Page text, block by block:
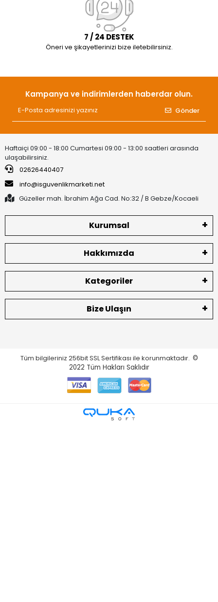
7 / 24 DESTEK
Öneri ve şikayetlerinizi bize iletebilirsiniz.
Kampanya ve indirimlerden haberdar olun.
Gönder
Haftaiçi 09:00 - 18:00 Cumartesi 09:00 - 13:00 saatleri arasında
ulaşabilirsiniz.
02626440407
info@isguvenlikmarketi.net
Güzeller mah. İbrahim Ağa Cad. No:32 / B Gebze/Kocaeli
Kurumsal
Hakkımızda
Kategoriler
Bize Ulaşın
Tüm bilgileriniz 256bit SSL Sertifikası ile korunmaktadır. ©
2022 Tüm Hakları Saklıdır